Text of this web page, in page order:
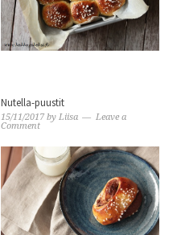
Nutella-puustit
15/11/2017 byLiisa
Leave a
Comment